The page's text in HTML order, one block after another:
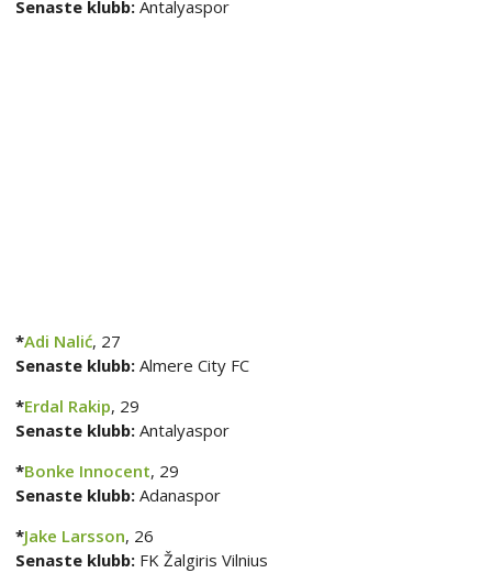
Senaste klubb: Antalyaspor
*Adi Nalić, 27
Senaste klubb: Almere City FC
*Erdal Rakip, 29
Senaste klubb: Antalyaspor
*Bonke Innocent, 29
Senaste klubb: Adanaspor
*Jake Larsson, 26
Senaste klubb: FK Žalgiris Vilnius